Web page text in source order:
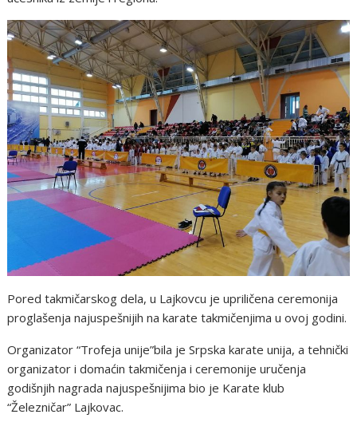
Pored takmičarskog dela, u Lajkovcu je upriličena ceremonija
proglašenja najuspešnijih na karate takmičenjima u ovoj godini.
Organizator “Trofeja unije”bila je Srpska karate unija, a tehnički
organizator i domaćin takmičenja i ceremonije uručenja
godišnjih nagrada najuspešnijima bio je Karate klub
“Železničar” Lajkovac.